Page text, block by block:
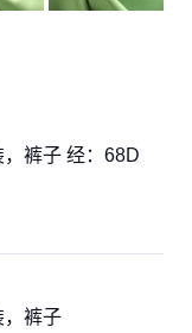
裤子 经：68D
，裤子